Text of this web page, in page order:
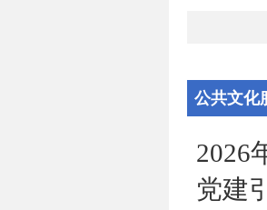
公共文化
2026
党建